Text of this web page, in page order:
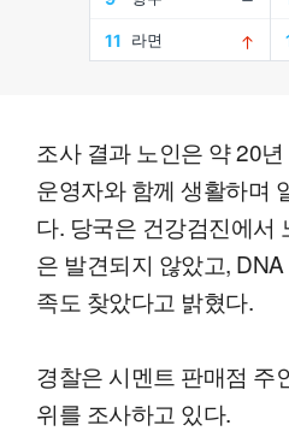
조사 결과 노인은 약 20
운영자와 함께 생활하며
다. 당국은 건강검진에서
은 발견되지 않았고,
족도 찾았다고 밝혔다.
경찰은 시멘트 판매점 주
위를 조사하고 있다.